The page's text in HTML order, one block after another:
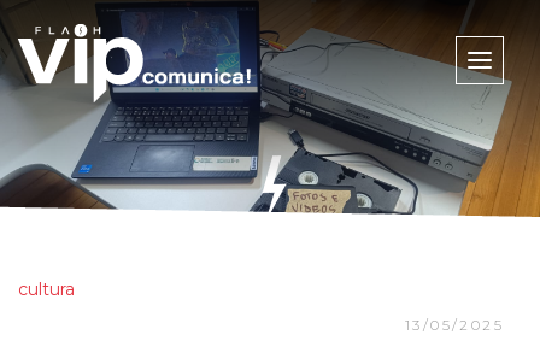
Toggle
cultura
13/05/2025